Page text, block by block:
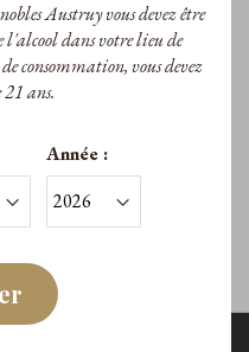
Austruy vous devez être
l'alcool dans votre lieu de
consommation, vous devez
ans.
Année :